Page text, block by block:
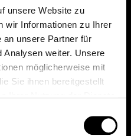
unsere Website zu
wir Informationen zu Ihrer
an unsere Partner für
Analysen weiter. Unsere
möglicherweise mit
Sie ihnen bereitgestellt
mit 0€ Kontoführung,
Depotgebühren bei